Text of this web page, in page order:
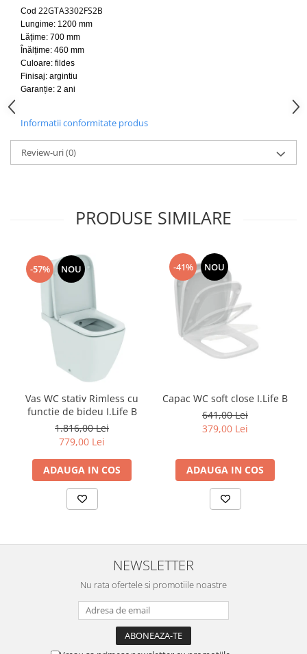
Bideuri suspendate
Vase WC
Vase WC stative
Vase WC suspendate
WC pentru persoane cu dizabilitati
Capace
Capace WC softclose
Capace WC clasice
Capace bideuri
Cod 22GTA3302FS2B
Lungime: 1200 mm
Lățime: 700 mm
Înălțime: 460 mm
Culoare: fildes
Finisaj: argintiu
Garanție: 2 ani
Informatii conformitate produs
Review-uri(0)
PRODUSE SIMILARE
-57% NOU
Vas WC stativ Rimless cu
functie de bideu I.Life B
1.816,00 Lei
779,00 Lei
ADAUGA IN COS
-41% NOU
Capac WC soft close I.Life B
641,00 Lei
379,00 Lei
ADAUGA IN COS
NEWSLETTER
Nu rata ofertele si promotiile noastre